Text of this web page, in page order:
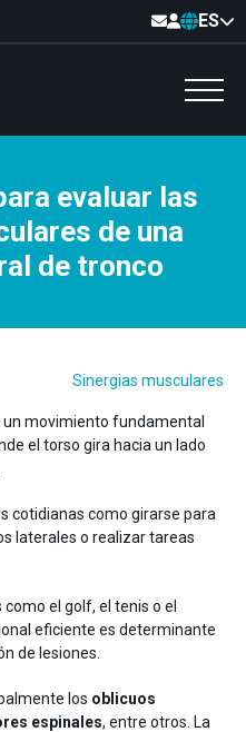
ES
evaluar las
de una
de tronco
Sinergias musculares
un movimiento fundamental
el torso gira hacia un lado
cotidianas como girarse para
laterales o realizar tareas
el golf, el tenis o el
eficiente es determinante
de lesiones.
los oblicuos
espinales, entre otros. La